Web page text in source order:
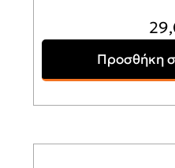
Προσθήκη